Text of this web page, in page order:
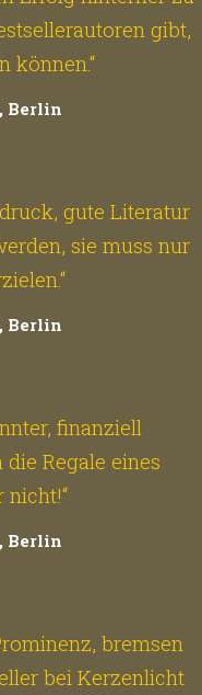
gibt,
können.“
Berlin
gute Literatur
sie muss nur
Berlin
finanziell
Regale eines
nicht!“
Berlin
bremsen
bei Kerzenlicht